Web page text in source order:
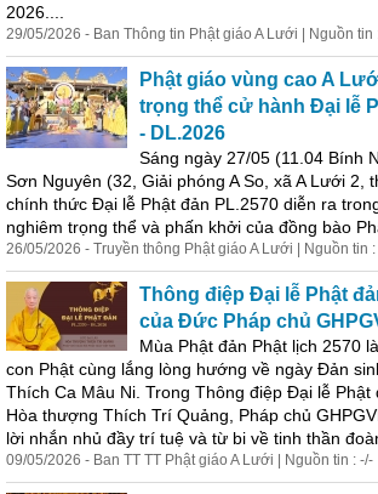
2026....
29/05/2026 - Ban Thông tin Phật giáo A Lưới | Nguồn tin
Phật giáo vùng cao A
trọng thể cử hành Đại lễ
- DL.2026
Sáng ngày 27/05 (11.04 Bính
Sơn Nguyên (32, Giải phóng A So, xã A Lưới 2,
chính thức Đại lễ Phật đản PL.2570 diễn ra
nghiêm trọng thể và phấn khởi của đồng bào
26/05/2026 - Truyền thông Phật giáo A Lưới | Nguồn tin :
Thông điệp Đại lễ Phật
của Đức Pháp chủ
Mùa Phật đản Phật lịch 2570
con Phật cùng lắng lòng hướng về ngày Đản
Thích Ca Mâu Ni. Trong Thông điệp Đại lễ
Hòa thượng Thích Trí Quảng, Pháp chủ
lời nhắn nhủ đầy trí tuệ và từ bi về tinh thần
09/05/2026 - Ban TT TT Phật giáo A Lưới | Nguồn tin : -/-